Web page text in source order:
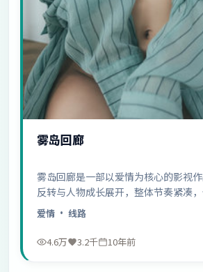
雾岛回廊
雾岛回廊是一部以爱情为核心的影视作
反转与人物成长展开，整体节奏紧凑，
爱情 · 线路
4.6万 3.2千 10年前